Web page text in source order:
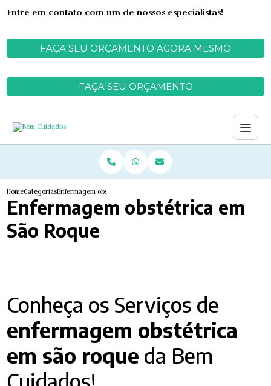
Entre em contato com um de nossos especialistas!
FAÇA SEU ORÇAMENTO AGORA MESMO
FAÇA SEU ORÇAMENTO
HomeCategoriasEnfermagem obstétrica​ em São Roque
Enfermagem obstétrica​ em
São Roque
Conheça os Serviços de
enfermagem obstétrica​
em são roque da Bem
Cuidados!